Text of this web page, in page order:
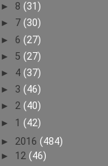
► 8 (31)
► 7 (30)
► 6 (27)
► 5 (27)
► 4 (37)
► 3 (46)
► 2 (40)
► 1 (42)
► 2016 (484)
► 12 (46)